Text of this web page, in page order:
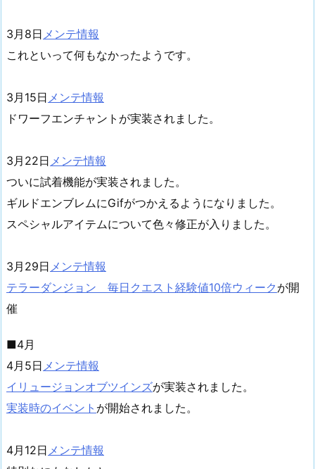
3月8日 メンテ情報
これといって何もなかったようです。
3月15日 メンテ情報
ドワーフエンチャントが実装されました。
3月22日 メンテ情報
ついに試着機能が実装されました。
ギルドエンブレムにGifがつかえるようになりました。
スペシャルアイテムについて色々修正が入りました。
3月29日 メンテ情報
テラーダンジョン 毎日クエスト経験値10倍ウィーク が開
催
■4月
4月5日 メンテ情報
イリュージョンオブツインズが実装されました。
実装時のイベント が開始されました。
4月12日 メンテ情報